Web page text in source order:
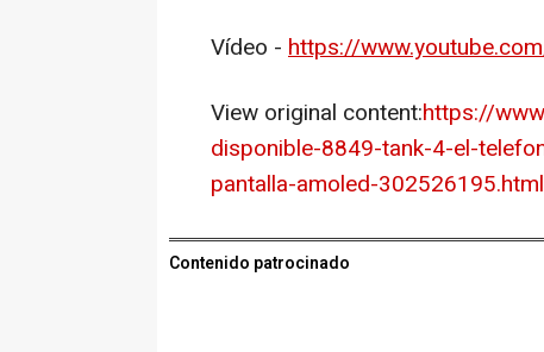
Vídeo - https://
View original content:https://
disponible-8849-tank-4-el-
pantalla-amoled-302526195.html
Contenido patrocinado